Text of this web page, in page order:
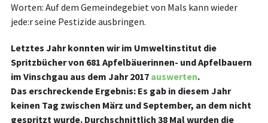
Worten: Auf dem Gemeindegebiet von Mals kann wieder
jede:r seine Pestizide ausbringen.
Letztes Jahr konnten wir im Umweltinstitut die
Spritzbücher von 681 Apfelbäuerinnen- und Apfelbauern
im Vinschgau aus dem Jahr 2017 auswerten.
Das erschreckende Ergebnis: Es gab in diesem Jahr
keinen Tag zwischen März und September, an dem nicht
gespritzt wurde. Durchschnittlich 38 Mal wurden die